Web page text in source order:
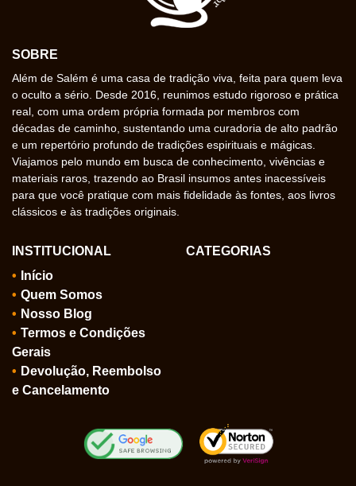
SOBRE
Além de Salém é uma casa de tradição viva, feita para quem leva
o oculto a sério. Desde 2016, reunimos estudo rigoroso e prática
real, com uma ordem própria formada por membros com
décadas de caminho, sustentando uma curadoria de alto padrão
e um repertório profundo de tradições espirituais e mágicas.
Viajamos pelo mundo em busca de conhecimento, vivências e
materiais raros, trazendo ao Brasil insumos antes inacessíveis
para que você pratique com mais fidelidade às fontes, aos livros
clássicos e às tradições originais.
INSTITUCIONAL
Início
Quem Somos
Nosso Blog
Termos e Condições
Gerais
Devolução, Reembolso
e Cancelamento
CATEGORIAS